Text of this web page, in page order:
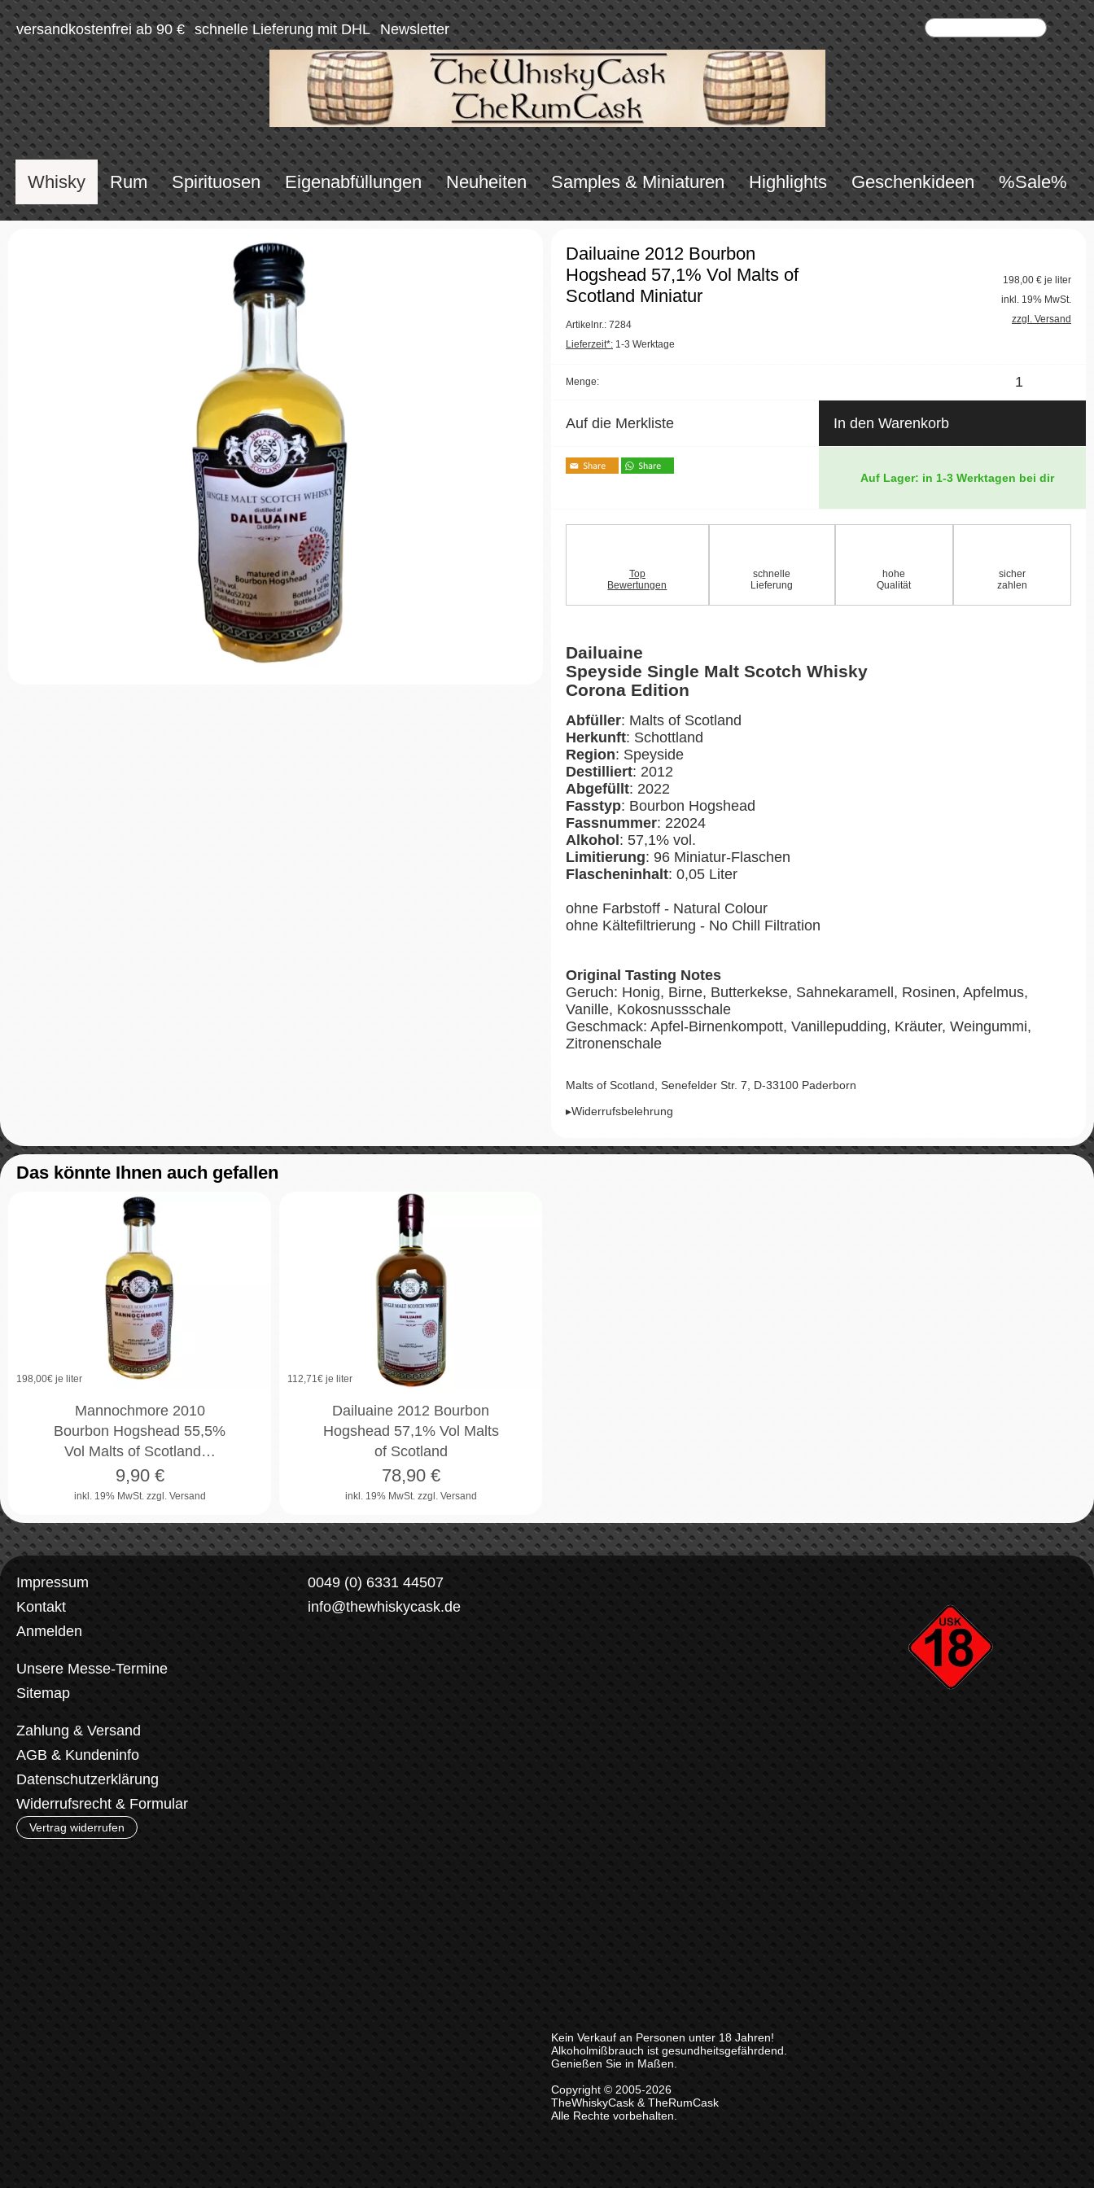
versandkostenfrei ab 90 € schnelle Lieferung mit DHL Newsletter
Whisky Rum Spirituosen Eigenabfüllungen Neuheiten Samples & Miniaturen Highlights Geschenkideen %Sale%
Dailuaine 2012 Bourbon
Hogshead 57,1% Vol Malts of
Scotland Miniatur
Artikelnr.: 7284
Lieferzeit*: 1-3 Werktage
198,00 € je liter
inkl. 19% MwSt.
zzgl. Versand
Menge:
Auf die Merkliste In den Warenkorb
Auf Lager: in 1-3 Werktagen bei dir
Top
Bewertungen
schnelle
Lieferung
hohe
Qualität
sicher
zahlen
Dailuaine
Speyside Single Malt Scotch Whisky
Corona Edition
Abfüller: Malts of Scotland
Herkunft: Schottland
Region: Speyside
Destilliert: 2012
Abgefüllt: 2022
Fasstyp: Bourbon Hogshead
Fassnummer: 22024
Alkohol: 57,1% vol.
Limitierung: 96 Miniatur-Flaschen
Flascheninhalt: 0,05 Liter
ohne Farbstoff - Natural Colour
ohne Kältefiltrierung - No Chill Filtration
Original Tasting Notes
Geruch: Honig, Birne, Butterkekse, Sahnekaramell, Rosinen, Apfelmus,
Vanille, Kokosnussschale
Geschmack: Apfel-Birnenkompott, Vanillepudding, Kräuter, Weingummi,
Zitronenschale
Malts of Scotland, Senefelder Str. 7, D-33100 Paderborn
▸Widerrufsbelehrung
Das könnte Ihnen auch gefallen
198,00€ je liter
Mannochmore 2010
Bourbon Hogshead 55,5%
Vol Malts of Scotland…
inkl. 19% MwSt. zzgl. Versand
9,90€
112,71€ je liter
Dailuaine 2012 Bourbon
Hogshead 57,1% Vol Malts
of Scotland
inkl. 19% MwSt. zzgl. Versand
78,90€
Impressum
Kontakt
Anmelden
Unsere Messe-Termine
Sitemap
Zahlung & Versand
AGB & Kundeninfo
Datenschutzerklärung
Widerrufsrecht & Formular
Vertrag widerrufen
0049 (0) 6331 44507
info@thewhiskycask.de
Kein Verkauf an Personen unter 18 Jahren!
Alkoholmißbrauch ist gesundheitsgefährdend.
Genießen Sie in Maßen.
Copyright © 2005-2026
TheWhiskyCask & TheRumCask
Alle Rechte vorbehalten.